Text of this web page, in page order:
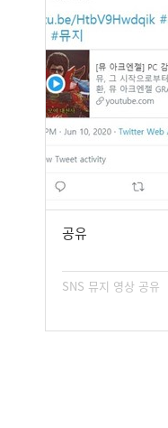
공유
SNS 뮤지 영상 공유